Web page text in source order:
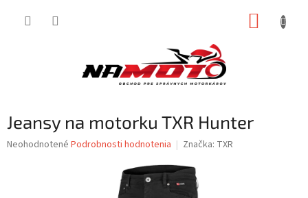
Jeansy na motorku TXR Hunter
Priemerné
Neohodnotené Podrobnosti hodnotenia Značka: TXR